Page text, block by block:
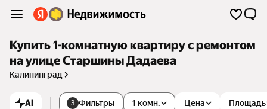
Купить 1-комнатную квартиру с ремонтом
на улице Старшины Дадаева
Калининград
AI 3 Фильтры 1 комн. Цена Площадь